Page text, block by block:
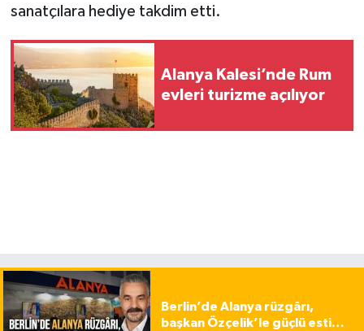
sanatçılara hediye takdim etti.
Alanya Kalesi’nde Rum
evleri turizme açılıyor
Berlin’de Alanya rüzgârı,
başkan Özçelik’le güçlü esti…